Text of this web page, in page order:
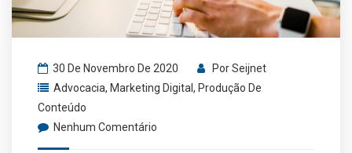
30 De Novembro De 2020 PorSeijnet
Advocacia, Marketing Digital , Produção De
Conteúdo
Nenhum Comentário